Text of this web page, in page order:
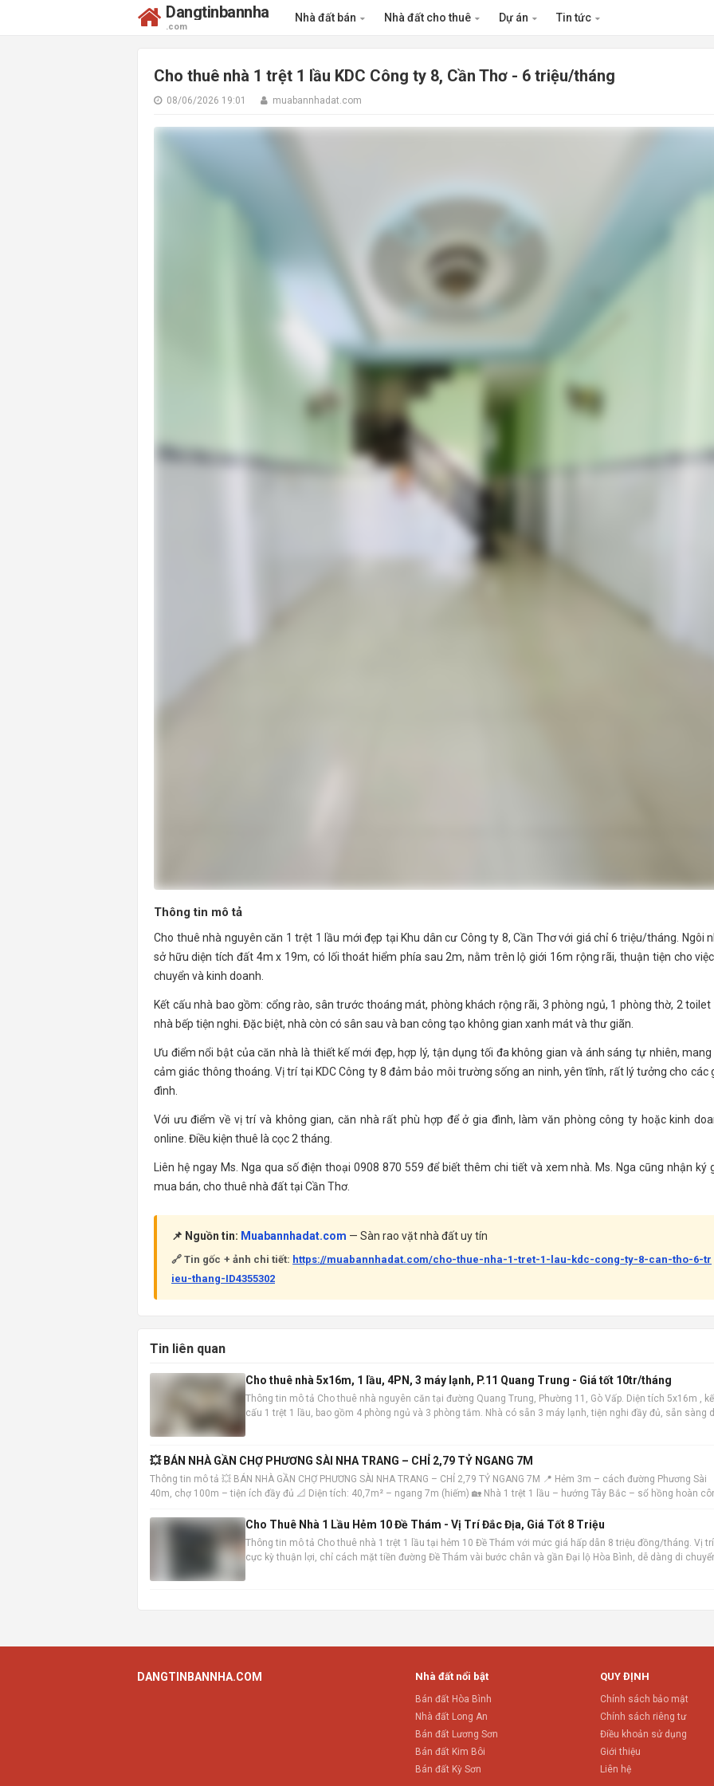
Dangtinbannha
.com
Nhà đất bán Nhà đất cho thuê Dự án Tin tức
Cho thuê nhà 1 trệt 1 lầu KDC Công ty 8, Cần Thơ - 6 triệu/tháng
08/06/2026 19:01 muabannhadat.com
Thông tin mô tả
Cho thuê nhà nguyên căn 1 trệt 1 lầu mới đẹp tại Khu dân cư Công ty 8, Cần Thơ với giá chỉ 6 triệu/tháng. Ngôi
sở hữu diện tích đất 4m x 19m, có lối thoát hiểm phía sau 2m, nằm trên lộ giới 16m rộng rãi, thuận tiện cho
chuyển và kinh doanh.
Kết cấu nhà bao gồm: cổng rào, sân trước thoáng mát, phòng khách rộng rãi, 3 phòng ngủ, 1 phòng thờ, 2 toilet
nhà bếp tiện nghi. Đặc biệt, nhà còn có sân sau và ban công tạo không gian xanh mát và thư giãn.
Ưu điểm nổi bật của căn nhà là thiết kế mới đẹp, hợp lý, tận dụng tối đa không gian và ánh sáng tự nhiên, mang
cảm giác thông thoáng. Vị trí tại KDC Công ty 8 đảm bảo môi trường sống an ninh, yên tĩnh, rất lý tưởng cho các
đình.
Với ưu điểm về vị trí và không gian, căn nhà rất phù hợp để ở gia đình, làm văn phòng công ty hoặc kinh
online. Điều kiện thuê là cọc 2 tháng.
Liên hệ ngay Ms. Nga qua số điện thoại 0908 870 559 để biết thêm chi tiết và xem nhà. Ms. Nga cũng nhận ký
mua bán, cho thuê nhà đất tại Cần Thơ.
📌 Nguồn tin: Muabannhadat.com — Sàn rao vặt nhà đất uy tín
🔗 Tin gốc + ảnh chi tiết: https://muabannhadat.com/cho-thue-nha-1-tret-1-lau-kdc-cong-ty-8-can-tho-6-tr
ieu-thang-ID4355302
Tin liên quan
Cho thuê nhà 5x16m, 1 lầu, 4PN, 3 máy lạnh, P.11 Quang Trung - Giá tốt 10tr/tháng
Thông tin mô tả Cho thuê nhà nguyên căn tại đường Quang Trung, Phường 11, Gò Vấp. Diện tích 5x16m ,
cấu 1 trệt 1 lầu, bao gồm 4 phòng ngủ và 3 phòng tắm. Nhà có sẵn 3 máy lạnh, tiện nghi đầy đủ, sẵn sàng
💥 BÁN NHÀ GẦN CHỢ PHƯƠNG SÀI NHA TRANG – CHỈ 2,79 TỶ NGANG 7M
Thông tin mô tả 💥 BÁN NHÀ GẦN CHỢ PHƯƠNG SÀI NHA TRANG – CHỈ 2,79 TỶ NGANG 7M 📍 Hẻm 3m – cách đường Phương Sài
40m, chợ 100m – tiện ích đầy đủ 📐 Diện tích: 40,7m² – ngang 7m (hiếm) 🏡 Nhà 1 trệt 1 lầu – hướng Tây Bắc – sổ hồng hoàn
Cho Thuê Nhà 1 Lầu Hẻm 10 Đề Thám - Vị Trí Đắc Địa, Giá Tốt 8 Triệu
Thông tin mô tả Cho thuê nhà 1 trệt 1 lầu tại hẻm 10 Đề Thám với mức giá hấp dẫn 8 triệu đồng/tháng. Vị trí
cực kỳ thuận lợi, chỉ cách mặt tiền đường Đề Thám vài bước chân và gần Đại lộ Hòa Bình, dễ dàng di
DANGTINBANNHA.COM Nhà đất nổi bật
Bán đất Hòa Bình
Nhà đất Long An
Bán đất Lương Sơn
Bán đất Kim Bôi
Bán đất Kỳ Sơn
QUY ĐỊNH
Chính sách bảo mật
Chính sách riêng tư
Điều khoản sử dụng
Giới thiệu
Liên hệ